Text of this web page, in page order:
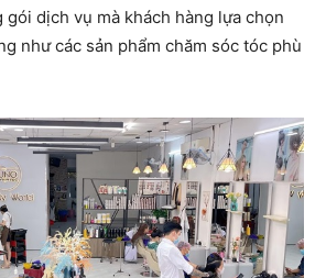
dịch vụ mà khách hàng lựa chọn
như các sản phẩm chăm sóc tóc phù